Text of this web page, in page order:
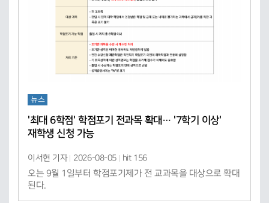
뉴스
'최대 6학점' 학점포기 전과목 확대… '7학기 이상'
재학생 신청 가능
이서현 기자 2026-08-05
hit 156
오는 9월 1일부터 학점포기제가 전 교과목을 대상으로 확대
된다.